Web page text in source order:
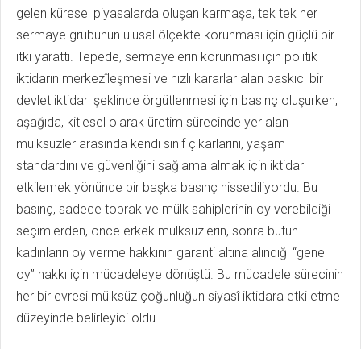
gelen küresel piyasalarda oluşan karmaşa, tek tek her
sermaye grubunun ulusal ölçekte korunması için güçlü bir
itki yarattı. Tepede, sermayelerin korunması için politik
iktidarın merkezîleşmesi ve hızlı kararlar alan baskıcı bir
devlet iktidarı şeklinde örgütlenmesi için basınç oluşurken,
aşağıda, kitlesel olarak üretim sürecinde yer alan
mülksüzler arasında kendi sınıf çıkarlarını, yaşam
standardını ve güvenliğini sağlama almak için iktidarı
etkilemek yönünde bir başka basınç hissediliyordu. Bu
basınç, sadece toprak ve mülk sahiplerinin oy verebildiği
seçimlerden, önce erkek mülksüzlerin, sonra bütün
kadınların oy verme hakkının garanti altına alındığı “genel
oy” hakkı için mücadeleye dönüştü. Bu mücadele sürecinin
her bir evresi mülksüz çoğunluğun siyasî iktidara etki etme
düzeyinde belirleyici oldu.